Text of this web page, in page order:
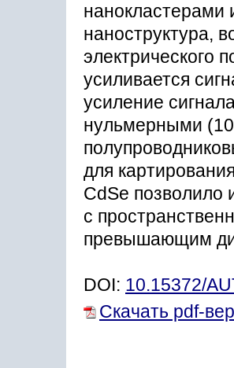
нанокластерами
наноструктура,
электрического
усиливается
усиление
нульмерными
для
CdSe позволило
с
превышающим
DOI: 10.15372/
Скачать pdf-